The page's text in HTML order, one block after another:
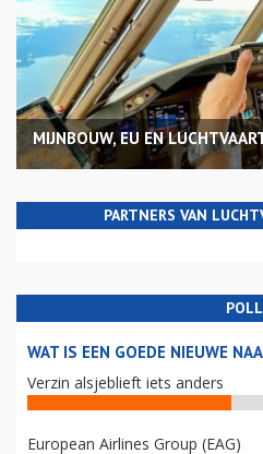
MIJNBOUW, EU EN
PARTNERS VAN
POLL
WAT IS EEN GOEDE NIEUWE
Verzin alsjeblieft iets anders
European Airlines Group (EAG)